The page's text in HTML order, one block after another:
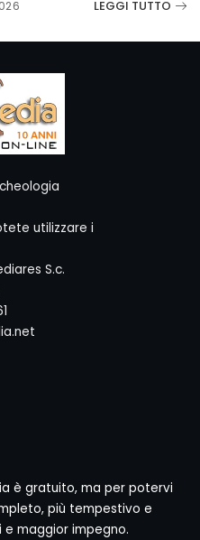
LEGGI TUTTO
utilizzare i
S.c.
è gratuito, ma per potervi
più tempestivo e
maggior impegno.